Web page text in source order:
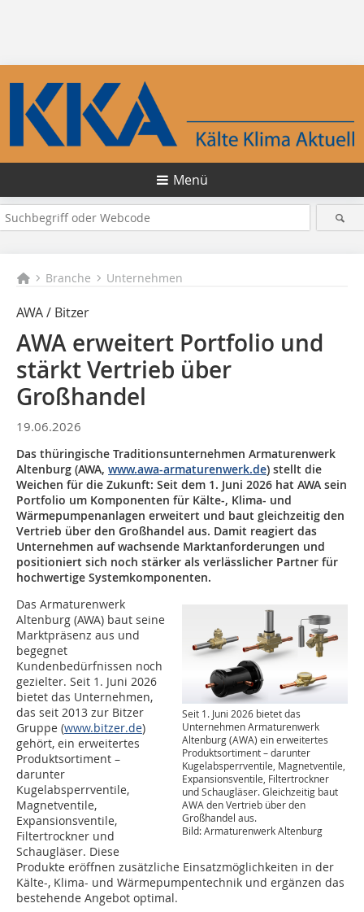
Menü
Branche Unternehmen
AWA / Bitzer
AWA erweitert Portfolio und
stärkt Vertrieb über
Großhandel
19.06.2026
Das thüringische Traditionsunternehmen Armaturenwerk
Altenburg (AWA, www.awa-armaturenwerk.de) stellt die
Weichen für die Zukunft: Seit dem 1. Juni 2026 hat AWA sein
Portfolio um Komponenten für Kälte-, Klima- und
Wärmepumpenanlagen erweitert und baut gleichzeitig den
Vertrieb über den Großhandel aus. Damit reagiert das
Unternehmen auf wachsende Marktanforderungen und
positioniert sich noch stärker als verlässlicher Partner für
hochwertige Systemkomponenten.
Seit 1. Juni 2026 bietet das
Unternehmen Armaturenwerk
Altenburg (AWA) ein erweitertes
Produktsortiment – darunter
Kugelabsperrventile, Magnetventile,
Expansionsventile, Filtertrockner
und Schaugläser. Gleichzeitig baut
AWA den Vertrieb über den
Großhandel aus.
Bild: Armaturenwerk Altenburg
Das Armaturenwerk
Altenburg (AWA) baut seine
Marktpräsenz aus und
begegnet
Kundenbedürfnissen noch
gezielter. Seit 1. Juni 2026
bietet das Unternehmen,
das seit 2013 zur Bitzer
Gruppe (www.bitzer.de)
gehört, ein erweitertes
Produktsortiment –
darunter
Kugelabsperrventile,
Magnetventile,
Expansionsventile,
Filtertrockner und
Schaugläser. Diese
Produkte eröffnen zusätzliche Einsatzmöglichkeiten in der
Kälte-, Klima- und Wärmepumpentechnik und ergänzen das
bestehende Angebot optimal.